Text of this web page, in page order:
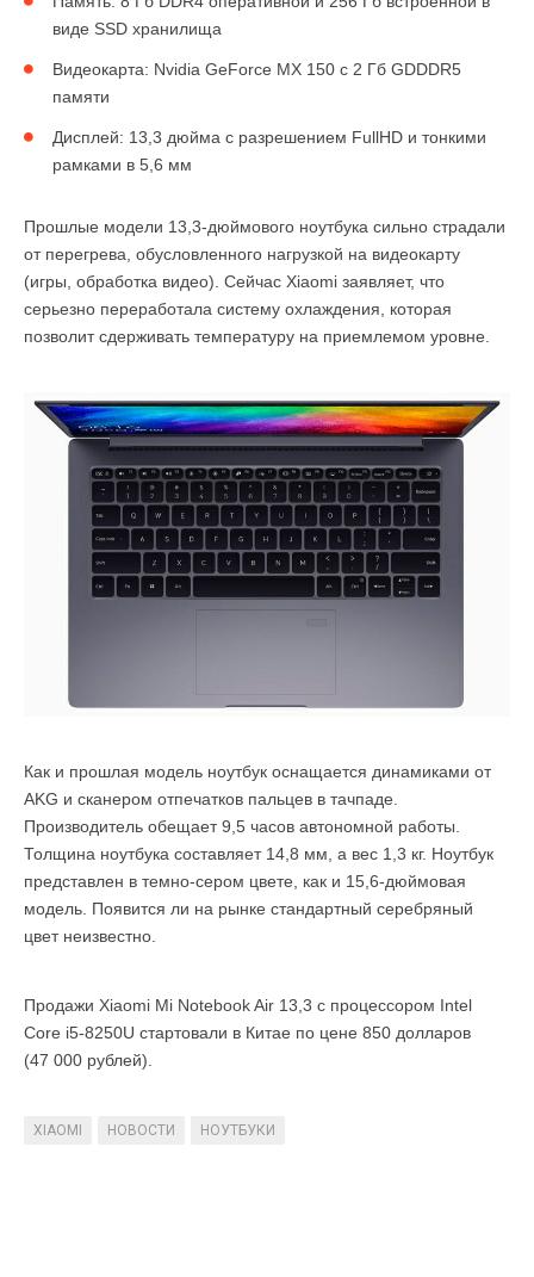
виде SSD хранилища
Видеокарта: Nvidia GeForce MX 150 с 2 Гб GDDDR5
памяти
Дисплей: 13,3 дюйма с разрешением FullHD и тонкими
рамками в 5,6 мм
Прошлые модели 13,3-дюймового ноутбука сильно страдали
от перегрева, обусловленного нагрузкой на видеокарту
(игры, обработка видео). Сейчас Xiaomi заявляет, что
серьезно переработала систему охлаждения, которая
позволит сдерживать температуру на приемлемом уровне.
Как и прошлая модель ноутбук оснащается динамиками от
AKG и сканером отпечатков пальцев в тачпаде.
Производитель обещает 9,5 часов автономной работы.
Толщина ноутбука составляет 14,8 мм, а вес 1,3 кг. Ноутбук
представлен в темно-сером цвете, как и 15,6-дюймовая
модель. Появится ли на рынке стандартный серебряный
цвет неизвестно.
Продажи Xiaomi Mi Notebook Air 13,3 с процессором Intel
Core i5-8250U стартовали в Китае по цене 850 долларов
(47 000 рублей).
XIAOMI НОВОСТИ НОУТБУКИ